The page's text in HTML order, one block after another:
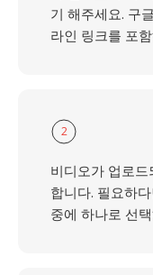
기 해주세요. 구
라인 링크를 포
2
비디오가 업로
합니다. 필요하
중에 하나로 선